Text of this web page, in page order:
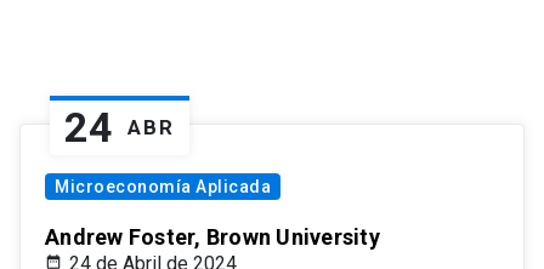
24 ABR
Microeconomía Aplicada
Andrew Foster, Brown University
24 de Abril de 2024